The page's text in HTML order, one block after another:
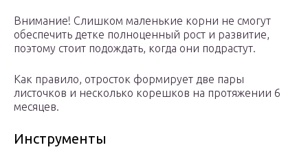
Внимание! Слишком маленькие корни не смогут
обеспечить детке полноценный рост и развитие,
поэтому стоит подождать, когда они подрастут.
Как правило, отросток формирует две пары
листочков и несколько корешков на протяжении 6
месяцев.
Инструменты